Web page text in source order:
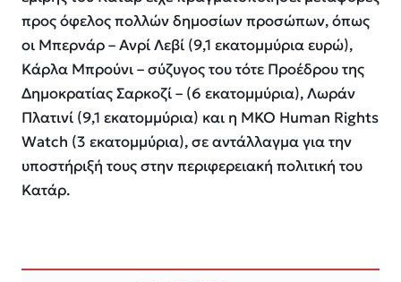
προς όφελος πολλών δημοσίων προσώπων, όπως
οι Μπερνάρ – Ανρί Λεβί (9,1 εκατομμύρια ευρώ),
Κάρλα Μπρούνι – σύζυγος του τότε Προέδρου της
Δημοκρατίας Σαρκοζί – (6 εκατομμύρια), Λωράν
Πλατινί (9,1 εκατομμύρια) και η ΜΚΟ Human Rights
Watch (3 εκατομμύρια), σε αντάλλαγμα για την
υποστήριξή τους στην περιφερειακή πολιτική του
Κατάρ.